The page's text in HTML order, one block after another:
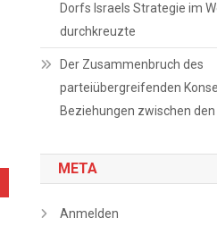
Dorfs Israels Strategie im
durchkreuzte
Der Zusammenbruch des
parteiübergreifenden
Beziehungen zwischen den
META
Anmelden